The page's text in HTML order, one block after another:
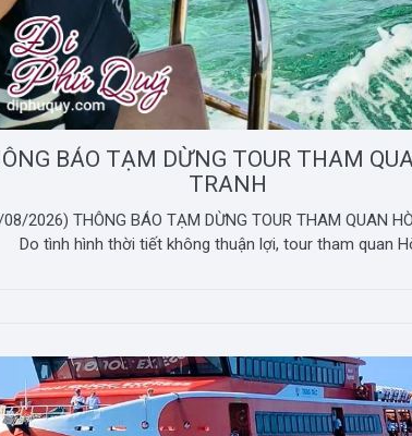
BÁO TẠM DỪNG TOUR THAM
TRANH
2026) THÔNG BÁO TẠM DỪNG TOUR THAM QUAN
Do tình hình thời tiết không thuận lợi, tour tham quan